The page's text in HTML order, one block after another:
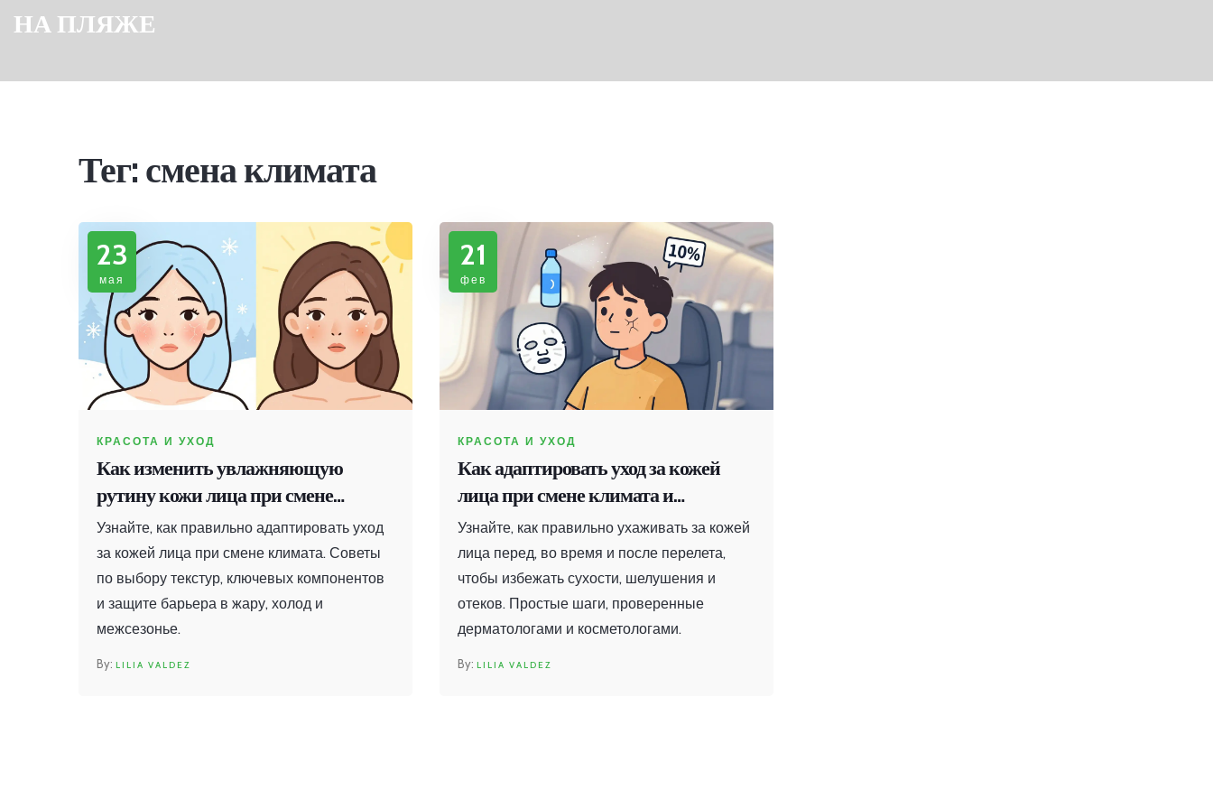
НА ПЛЯЖЕ
Тег: смена климата
23
мая
КРАСОТА И УХОД
Как изменить увлажняющую
рутину кожи лица при смене
климата: полное руководство
Узнайте, как правильно адаптировать уход
за кожей лица при смене климата. Советы
по выбору текстур, ключевых компонентов
и защите барьера в жару, холод и
межсезонье.
LILIA VALDEZ
21
фев
КРАСОТА И УХОД
Как адаптировать уход за кожей
лица при смене климата и
перелетах
Узнайте, как правильно ухаживать за кожей
лица перед, во время и после перелета,
чтобы избежать сухости, шелушения и
отеков. Простые шаги, проверенные
дерматологами и косметологами.
LILIA VALDEZ